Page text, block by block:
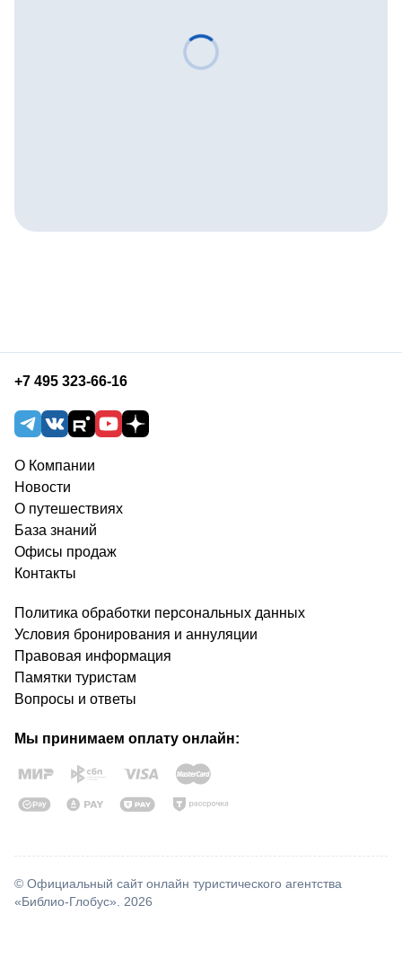
+7 495 323-66-16
О Компании
Новости
О путешествиях
База знаний
Офисы продаж
Контакты
Политика обработки персональных данных
Условия бронирования и аннуляции
Правовая информация
Памятки туристам
Вопросы и ответы
Мы принимаем оплату онлайн:
© Официальный сайт онлайн туристического агентства
«Библио-Глобус». 2026